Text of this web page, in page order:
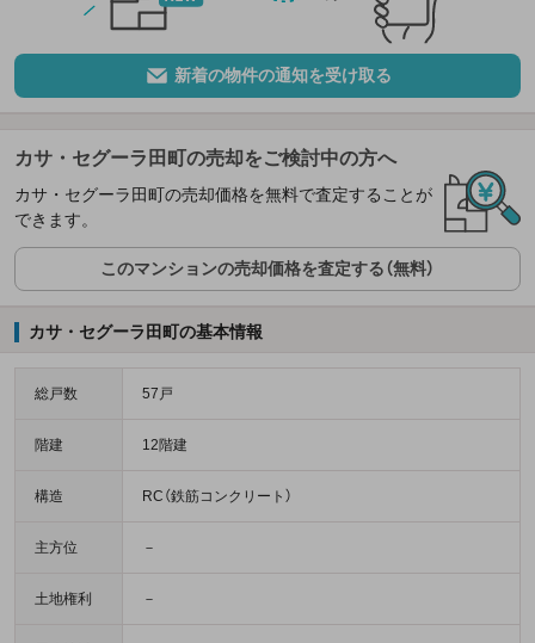
新着の物件の通知を受け取る
カサ・セグーラ田町の売却をご検討中の方へ
カサ・セグーラ田町の売却価格を無料で査定することが
できます。
このマンションの売却価格を査定する（無料）
カサ・セグーラ田町の基本情報
総戸数 57戸
階建 12階建
構造 RC（鉄筋コンクリート）
主方位 －
土地権利 －